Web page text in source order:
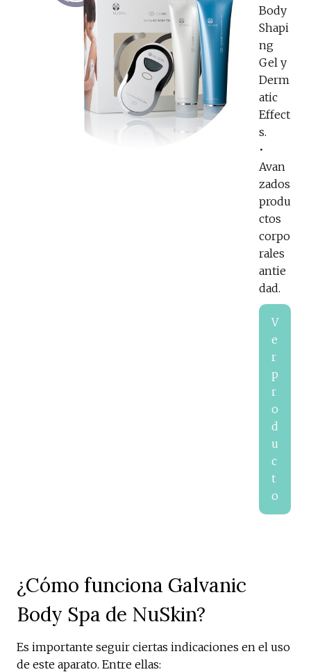
Body
Shapi
ng
Gel y
Derm
atic
Effect
s.
•
Avan
zados
produ
ctos
corpo
rales
antie
dad.
V
e
r
p
r
o
d
u
c
t
o
¿Cómo funciona Galvanic
Body Spa de NuSkin?
Es importante seguir ciertas indicaciones en el uso
de este aparato. Entre ellas: